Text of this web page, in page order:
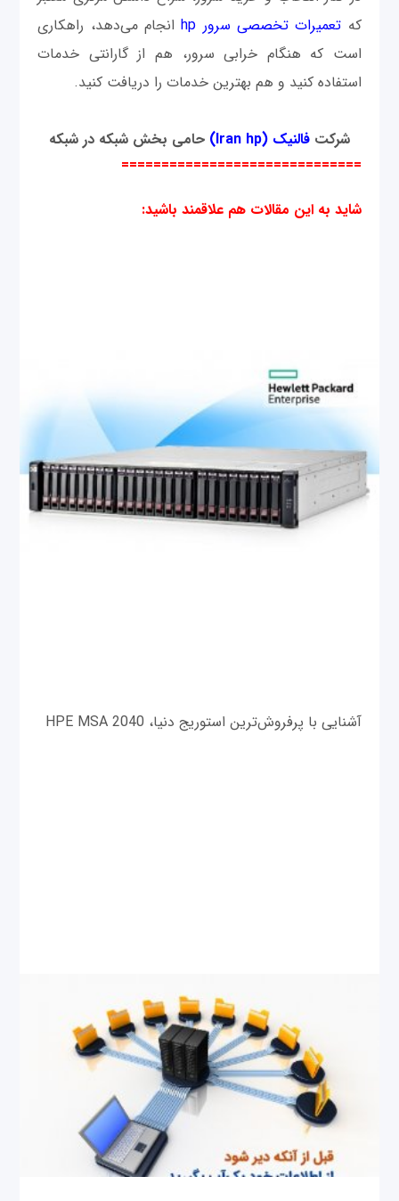
که تعمیرات تخصصی سرور hp
انجام می‌دهد، راهکاری
است که هنگام خرابی سرور، هم از گارانتی خدمات
استفاده کنید و هم بهترین خدمات را دریافت کنید.
شرکت فالنیک (Iran hp)
حامی بخش شبکه در شبکه
==============================
شاید به این مقالات هم علاقمند باشید:
آشنایی با پرفروش‌ترین استوریج دنیا، HPE MSA 2040